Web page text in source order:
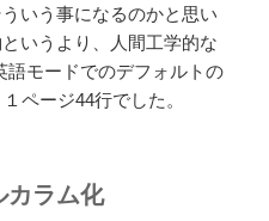
いう事になるのかと思い
いうより、人間工学的な
語モードでのデフォルトの
ページ44行でした。
カラム化